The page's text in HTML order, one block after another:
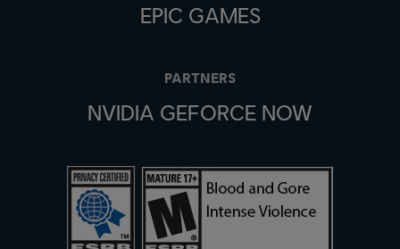
EPIC GAMES
PARTNERS
NVIDIA GEFORCE NOW